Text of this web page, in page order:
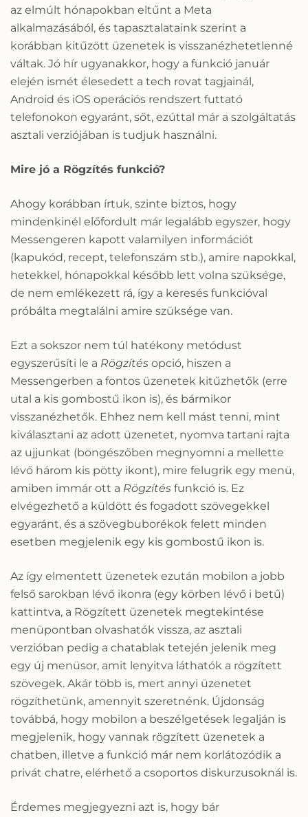
az elmúlt hónapokban eltűnt a Meta
alkalmazásából, és tapasztalataink szerint a
korábban kitűzött üzenetek is visszanézhetetlenné
váltak. Jó hír ugyanakkor, hogy a funkció január
elején ismét élesedett a tech rovat tagjainál,
Android és iOS operációs rendszert futtató
telefonokon egyaránt, sőt, ezúttal már a szolgáltatás
asztali verziójában is tudjuk használni.
Mire jó a Rögzítés funkció?
Ahogy korábban írtuk, szinte biztos, hogy
mindenkinél előfordult már legalább egyszer, hogy
Messengeren kapott valamilyen információt
(kapukód, recept, telefonszám stb.), amire napokkal,
hetekkel, hónapokkal később lett volna szüksége,
de nem emlékezett rá, így a keresés funkcióval
próbálta megtalálni amire szüksége van.
Ezt a sokszor nem túl hatékony metódust
egyszerűsíti le a Rögzítés opció, hiszen a
Messengerben a fontos üzenetek kitűzhetők (erre
utal a kis gombostű ikon is), és bármikor
visszanézhetők. Ehhez nem kell mást tenni, mint
kiválasztani az adott üzenetet, nyomva tartani rajta
az ujjunkat (böngészőben megnyomni a mellette
lévő három kis pötty ikont), mire felugrik egy menü,
amiben immár ott a Rögzítés funkció is. Ez
elvégezhető a küldött és fogadott szövegekkel
egyaránt, és a szövegbuborékok felett minden
esetben megjelenik egy kis gombostű ikon is.
Az így elmentett üzenetek ezután mobilon a jobb
felső sarokban lévő ikonra (egy körben lévő i betű)
kattintva, a Rögzített üzenetek megtekintése
menüpontban olvashatók vissza, az asztali
verzióban pedig a chatablak tetején jelenik meg
egy új menüsor, amit lenyitva láthatók a rögzített
szövegek. Akár több is, mert annyi üzenetet
rögzíthetünk, amennyit szeretnénk. Újdonság
továbbá, hogy mobilon a beszélgetések legalján is
megjelenik, hogy vannak rögzített üzenetek a
chatben, illetve a funkció már nem korlátozódik a
privát chatre, elérhető a csoportos diskurzusoknál is.
Érdemes megjegyezni azt is, hogy bár